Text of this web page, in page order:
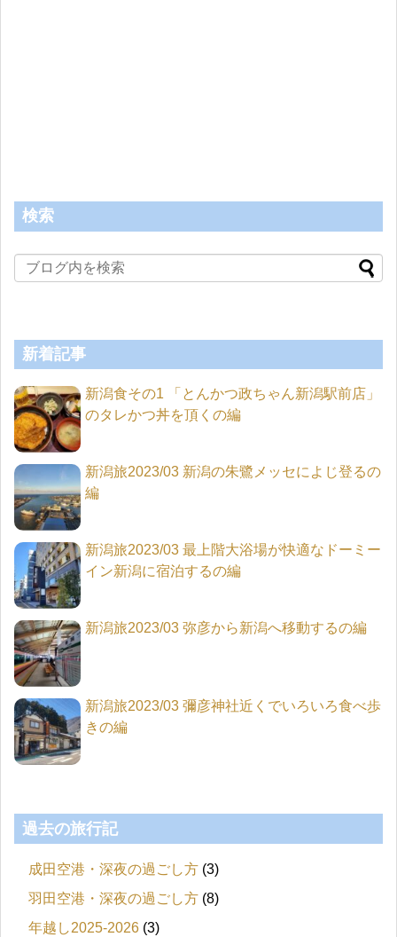
検索
新着記事
新潟食その1 「とんかつ政ちゃん新潟駅前店」
のタレかつ丼を頂くの編
新潟旅2023/03 新潟の朱鷺メッセによじ登るの
編
新潟旅2023/03 最上階大浴場が快適なドーミー
イン新潟に宿泊するの編
新潟旅2023/03 弥彦から新潟へ移動するの編
新潟旅2023/03 彌彦神社近くでいろいろ食べ歩
きの編
過去の旅行記
成田空港・深夜の過ごし方 (3)
羽田空港・深夜の過ごし方 (8)
年越し2025-2026 (3)